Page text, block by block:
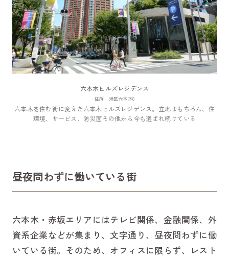
六本木ヒルズレジデンス
住所：港区六本木6
六本木を住む街に変えた六本木ヒルズレジデンス。立地はもちろん、住
環境、サービス、防災面その他から今も選ばれ続けている
昼夜問わずに働いている街
六本木・赤坂エリアにはテレビ関係、金融関係、外
資系企業などが集まり、文字通り、昼夜問わずに働
いている街。そのため、オフィスに限らず、レスト